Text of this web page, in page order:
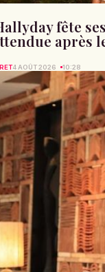
fête
après
4 AOÛT 2026 10:28